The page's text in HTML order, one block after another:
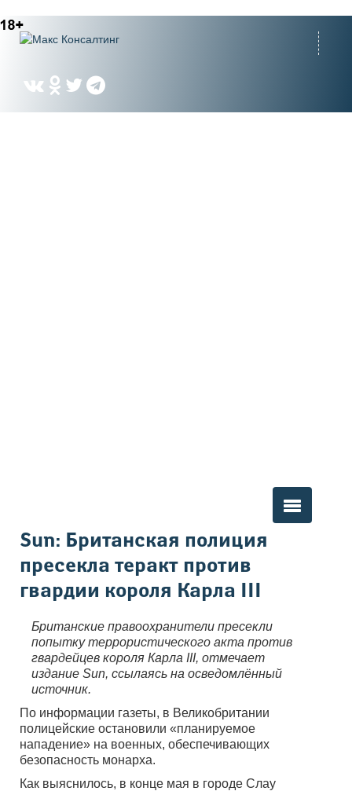
Вы здесь
Sun: Британская полиция
пресекла теракт против
гвардии короля Карла III
Британские правоохранители пресекли
попытку террористического акта против
гвардейцев короля Карла III, отмечает
издание Sun, ссылаясь на осведомлённый
источник.
По информации газеты, в Великобритании
полицейские остановили «планируемое
нападение» на военных, обеспечивающих
безопасность монарха.
Как выяснилось, в конце мая в городе Слау